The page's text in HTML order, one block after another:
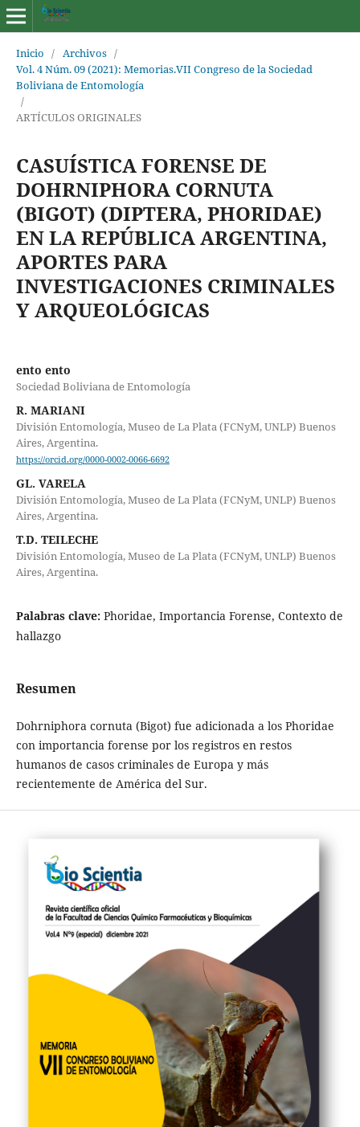
Inicio / Archivos /
Vol. 4 Núm. 09 (2021): Memorias.VII Congreso de la Sociedad
Boliviana de Entomología
/
ARTÍCULOS ORIGINALES
CASUÍSTICA FORENSE DE
DOHRNIPHORA CORNUTA
(BIGOT) (DIPTERA, PHORIDAE)
EN LA REPÚBLICA ARGENTINA,
APORTES PARA
INVESTIGACIONES CRIMINALES
Y ARQUEOLÓGICAS
ento ento
Sociedad Boliviana de Entomología
R. MARIANI
División Entomología, Museo de La Plata (FCNyM, UNLP) Buenos
Aires, Argentina.
https://orcid.org/0000-0002-0066-6692
GL. VARELA
División Entomología, Museo de La Plata (FCNyM, UNLP) Buenos
Aires, Argentina.
T.D. TEILECHE
División Entomología, Museo de La Plata (FCNyM, UNLP) Buenos
Aires, Argentina.
Palabras clave: Phoridae, Importancia Forense, Contexto de
hallazgo
Resumen
Dohrniphora cornuta (Bigot) fue adicionada a los Phoridae
con importancia forense por los registros en restos
humanos de casos criminales de Europa y más
recientemente de América del Sur.